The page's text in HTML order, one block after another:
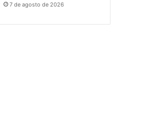
7 de agosto de 2026